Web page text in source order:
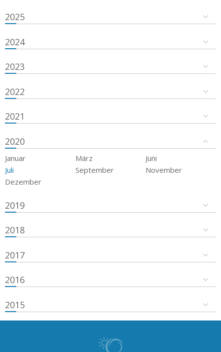
2025
2024
2023
2022
2021
2020
Januar März
Juni
Juli
September
November
Dezember
2019
2018
2017
2016
2015